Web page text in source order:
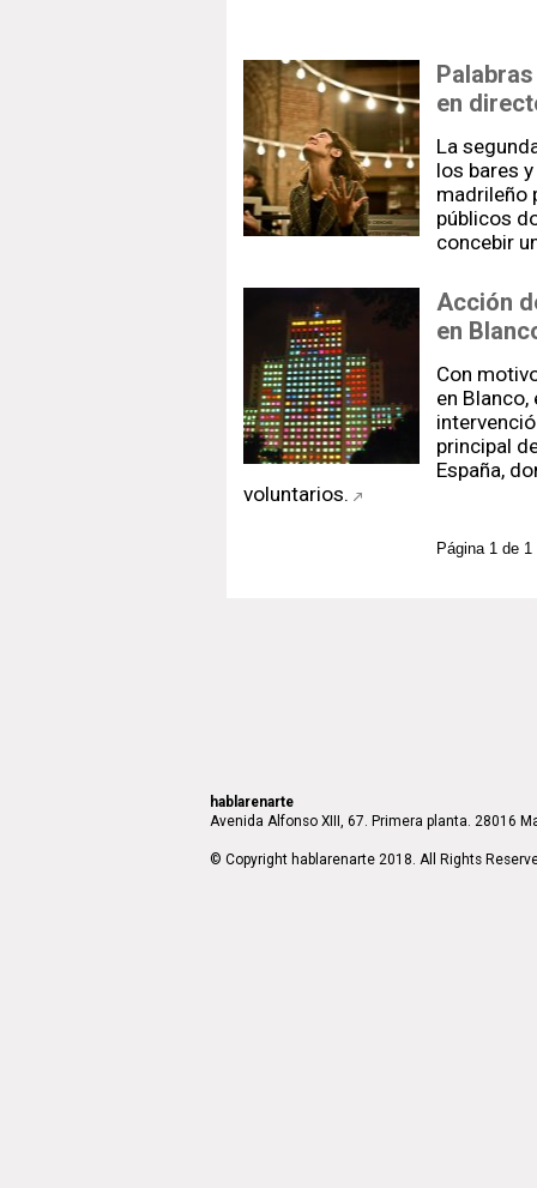
en
La
los bares
madrileño
públicos
concebir
Acción
en
Con
en Blanco,
principal
España,
voluntarios.
Página 1 de 1
hablarenarte
Avenida Alfonso XIII, 67. Primera planta. 28016
© Copyright hablarenarte 2018. All Rights